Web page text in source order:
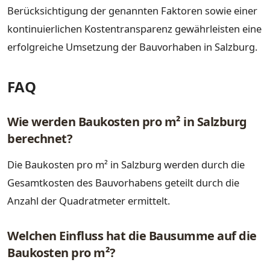
Berücksichtigung der genannten Faktoren sowie einer
kontinuierlichen Kostentransparenz gewährleisten eine
erfolgreiche Umsetzung der Bauvorhaben in Salzburg.
FAQ
Wie werden Baukosten pro m² in Salzburg
berechnet?
Die Baukosten pro m² in Salzburg werden durch die
Gesamtkosten des Bauvorhabens geteilt durch die
Anzahl der Quadratmeter ermittelt.
Welchen Einfluss hat die Bausumme auf die
Baukosten pro m²?